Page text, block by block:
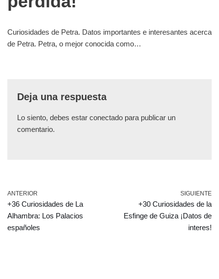
Curiosidades de Petra. Datos importantes e interesantes acerca
de Petra. Petra, o mejor conocida como…
Deja una respuesta
Lo siento, debes estar conectado para publicar un
comentario.
ANTERIOR
+36 Curiosidades de La
Alhambra: Los Palacios
españoles
SIGUIENTE
+30 Curiosidades de la
Esfinge de Guiza ¡Datos de
interes!